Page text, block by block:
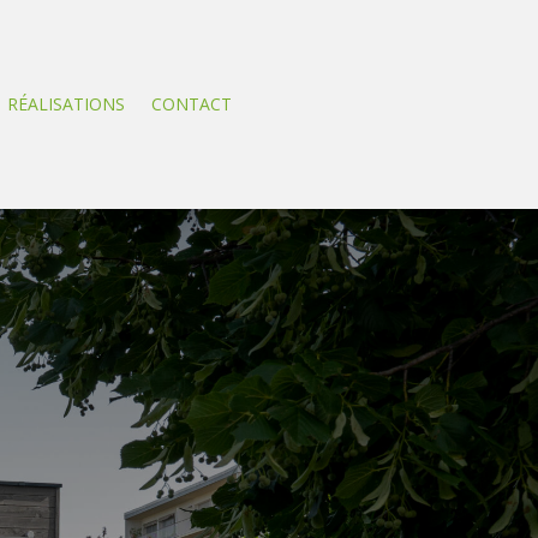
RÉALISATIONS CONTACT